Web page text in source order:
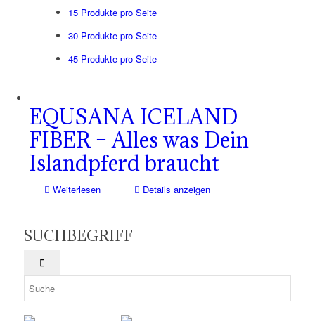
15 Produkte pro Seite
30 Produkte pro Seite
45 Produkte pro Seite
EQUSANA ICELAND
FIBER – Alles was Dein
Islandpferd braucht
Weiterlesen Details anzeigen
SUCHBEGRIFF